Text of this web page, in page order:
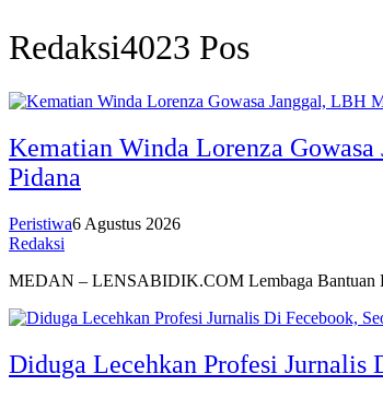
Redaksi4023 Pos
Kematian Winda Lorenza
Pidana
Peristiwa6 Agustus 2026
Redaksi
MEDAN – LENSABIDIK.COM Lembaga
Diduga Lecehkan Profesi Jurnalis